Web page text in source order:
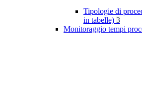
Tipologie di
in tabelle) 3
Monitoraggio tempi